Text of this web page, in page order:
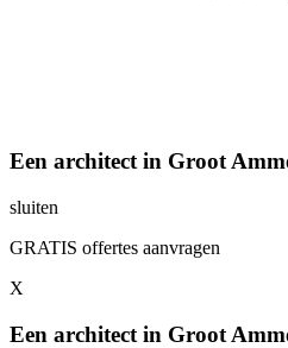
Een architect in Groot
sluiten
GRATIS offertes aanvragen
X
Een architect in Groot